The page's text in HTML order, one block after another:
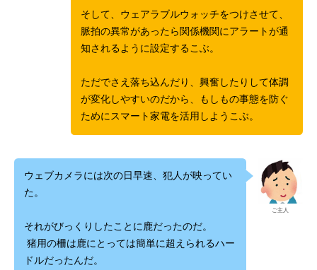
そして、ウェアラブルウォッチをつけさせて、
脈拍の異常があったら関係機関にアラートが通
知されるように設定するこぶ。
ただでさえ落ち込んだり、興奮したりして体調
が変化しやすいのだから、もしもの事態を防ぐ
ためにスマート家電を活用しようこぶ。
ご主人
ウェブカメラには次の日早速、犯人が映ってい
た。
それがびっくりしたことに鹿だったのだ。
猪用の柵は鹿にとっては簡単に超えられるハー
ドルだったんだ。